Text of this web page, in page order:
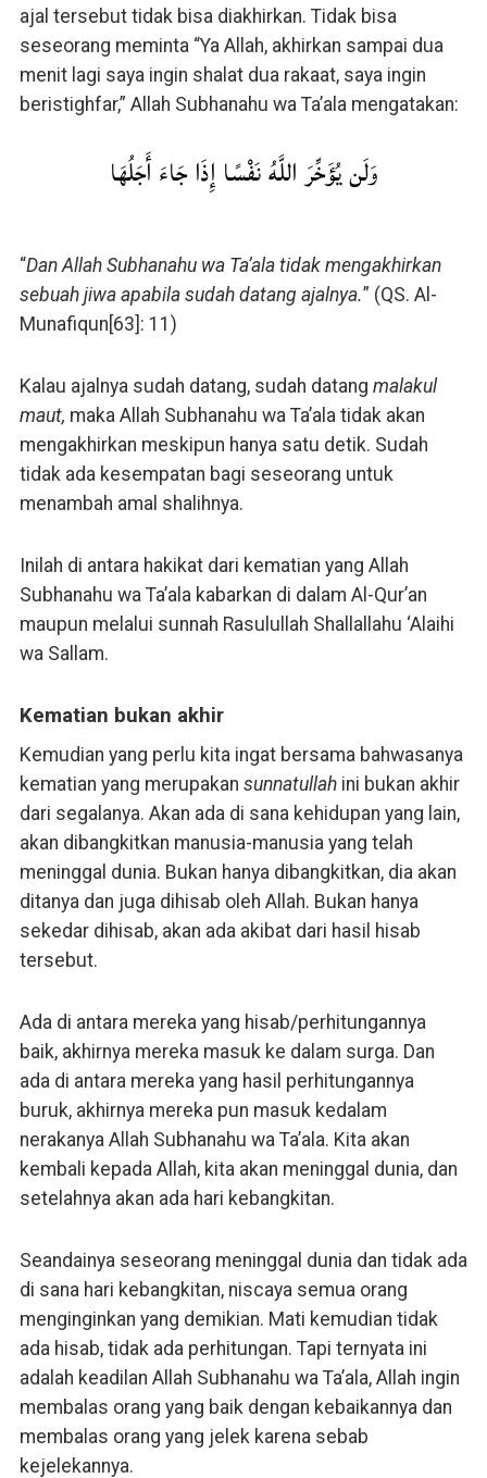
ajal tersebut tidak bisa diakhirkan. Tidak bisa
seseorang meminta “Ya Allah, akhirkan sampai dua
menit lagi saya ingin shalat dua rakaat, saya ingin
beristighfar,” Allah Subhanahu wa Ta’ala mengatakan:
وَلَن يُؤَخِّرَ اللَّهُ نَفْسًا إِذَا جَاءَ أَجَلُهَا
“Dan Allah Subhanahu wa Ta’ala tidak mengakhirkan
sebuah jiwa apabila sudah datang ajalnya.” (QS. Al-
Munafiqun[63]: 11)
Kalau ajalnya sudah datang, sudah datang malakul
maut, maka Allah Subhanahu wa Ta’ala tidak akan
mengakhirkan meskipun hanya satu detik. Sudah
tidak ada kesempatan bagi seseorang untuk
menambah amal shalihnya.
Inilah di antara hakikat dari kematian yang Allah
Subhanahu wa Ta’ala kabarkan di dalam Al-Qur’an
maupun melalui sunnah Rasulullah Shallallahu ‘Alaihi
wa Sallam.
Kematian bukan akhir
Kemudian yang perlu kita ingat bersama bahwasanya
kematian yang merupakan sunnatullahini bukan akhir
dari segalanya. Akan ada di sana kehidupan yang lain,
akan dibangkitkan manusia-manusia yang telah
meninggal dunia. Bukan hanya dibangkitkan, dia akan
ditanya dan juga dihisab oleh Allah. Bukan hanya
sekedar dihisab, akan ada akibat dari hasil hisab
tersebut.
Ada di antara mereka yang hisab/perhitungannya
baik, akhirnya mereka masuk ke dalam surga. Dan
ada di antara mereka yang hasil perhitungannya
buruk, akhirnya mereka pun masuk kedalam
nerakanya Allah Subhanahu wa Ta’ala. Kita akan
kembali kepada Allah, kita akan meninggal dunia, dan
setelahnya akan ada hari kebangkitan.
Seandainya seseorang meninggal dunia dan tidak ada
di sana hari kebangkitan, niscaya semua orang
menginginkan yang demikian. Mati kemudian tidak
ada hisab, tidak ada perhitungan. Tapi ternyata ini
adalah keadilan Allah Subhanahu wa Ta’ala, Allah ingin
membalas orang yang baik dengan kebaikannya dan
membalas orang yang jelek karena sebab
kejelekannya.